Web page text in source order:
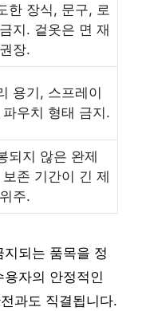
한 장식, 문구, 로
지. 겉옷은 면 재
장.
용기, 스프레이
파우치 형태 금지.
되지 않은 완제
보존 기간이 긴 제
주.
되는 품목을 정
자의 안정적인
과도 직결됩니다.